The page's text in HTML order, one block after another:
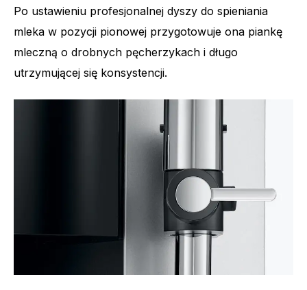
Po ustawieniu profesjonalnej dyszy do spieniania
mleka w pozycji pionowej przygotowuje ona piankę
mleczną o drobnych pęcherzykach i długo
utrzymującej się konsystencji.